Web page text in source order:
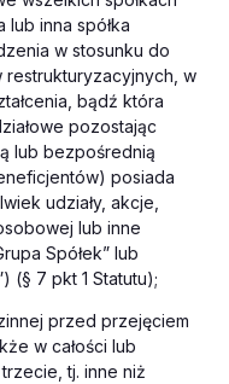
lub inna spółka
w stosunku do
restrukturyzacyjnych, w
bądź która
pozostając
lub bezpośrednią
posiada
udziały, akcje,
lub inne
Spółek” lub
(§ 7 pkt 1 Statutu);
przed przejęciem
w całości lub
tj. inne niż